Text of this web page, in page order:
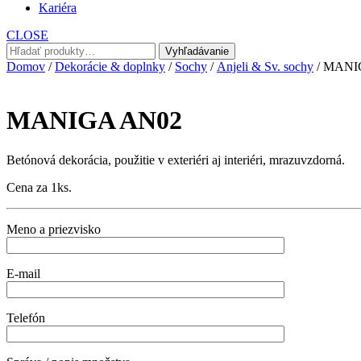
Kariéra
CLOSE
Hľadať:
Vyhľadávanie
Domov /Dekorácie & doplnky / Sochy / Anjeli & Sv. sochy /
MANIGA AN02
Betónová dekorácia, použitie v exteriéri aj interiéri, mrazuvzdorná.
Cena za 1ks.
Meno a priezvisko
E-mail
Telefón